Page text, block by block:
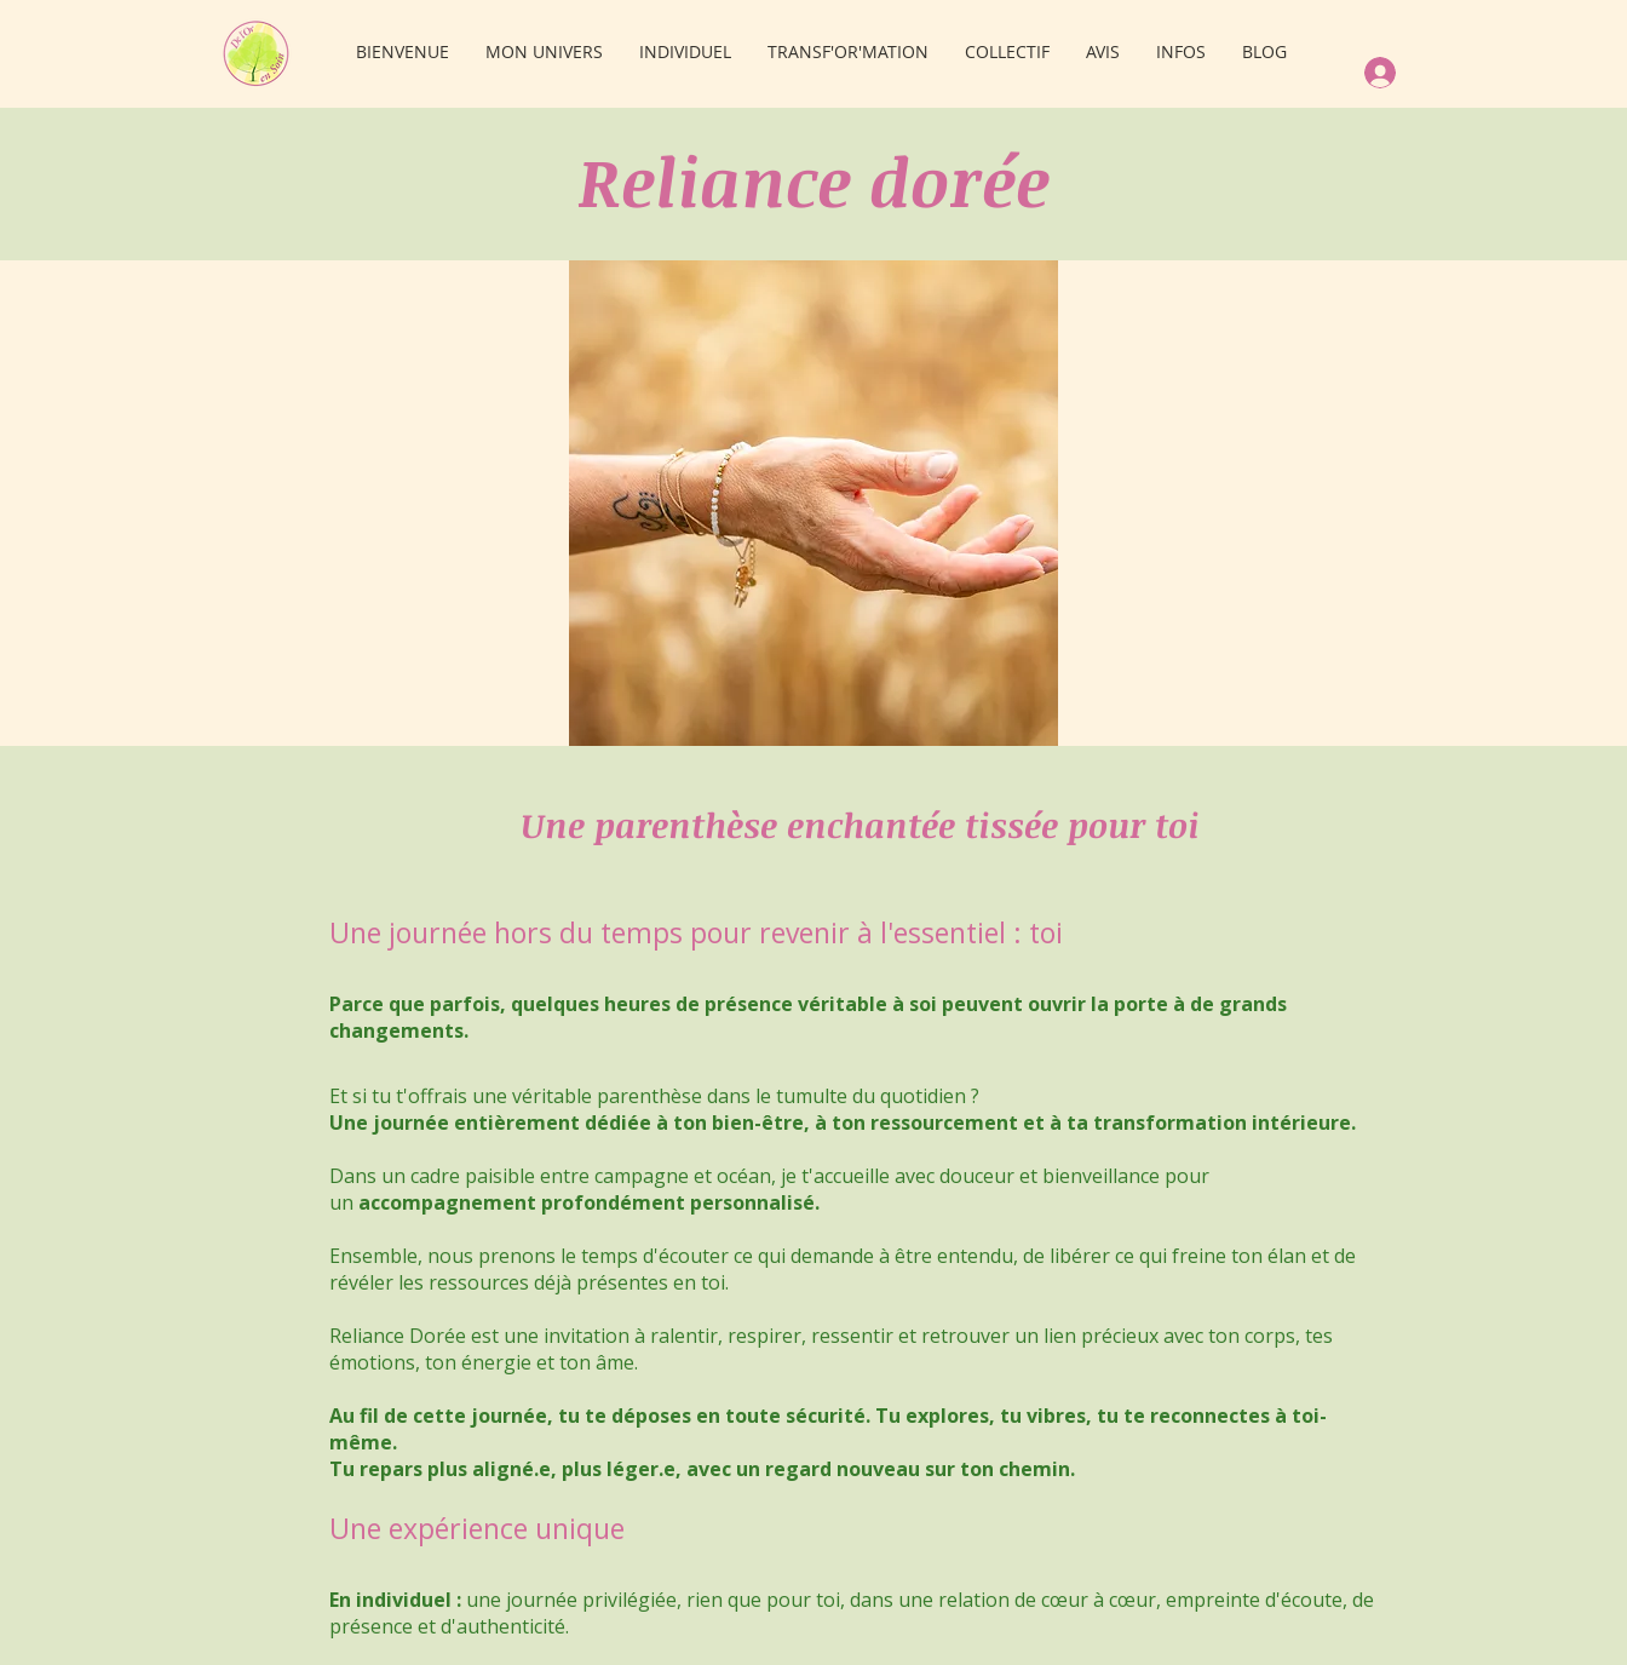
BIENVENUE MON UNIVERS INDIVIDUEL TRANSF'OR'MATION COLLECTIF AVIS INFOS BLOG
Reliance dorée
Une parenthèse enchantée tissée pour toi
Une journée hors du temps pour revenir à l'essentiel : toi
Parce que parfois, quelques heures de présence véritable à soi peuvent ouvrir la porte à de grands
changements.
Et si tu t'offrais une véritable parenthèse dans le tumulte du quotidien ?
Une journée entièrement dédiée à ton bien-être, à ton ressourcement et à ta transformation intérieure.
Dans un cadre paisible entre campagne et océan, je t'accueille avec douceur et bienveillance pour
un accompagnement profondément personnalisé.
Ensemble, nous prenons le temps d'écouter ce qui demande à être entendu, de libérer ce qui freine ton élan et de
révéler les ressources déjà présentes en toi.
Reliance Dorée est une invitation à ralentir, respirer, ressentir et retrouver un lien précieux avec ton corps, tes
émotions, ton énergie et ton âme.
Au fil de cette journée, tu te déposes en toute sécurité. Tu explores, tu vibres, tu te reconnectes à toi-
même.
Tu repars plus aligné.e, plus léger.e, avec un regard nouveau sur ton chemin.
Une expérience unique
En individuel : une journée privilégiée, rien que pour toi, dans une relation de cœur à cœur, empreinte d'écoute, de
présence et d'authenticité.